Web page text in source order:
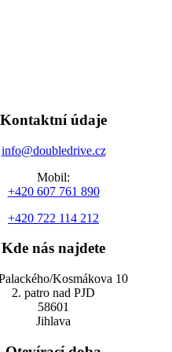
Kontaktní údaje
info@doubledrive.cz
Mobil:
+420 607 761 890
+420 722 114 212
Kde nás najdete
Kosmákova 10
2. patro nad PJD
58601
Jihlava